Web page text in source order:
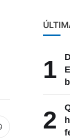
1
2